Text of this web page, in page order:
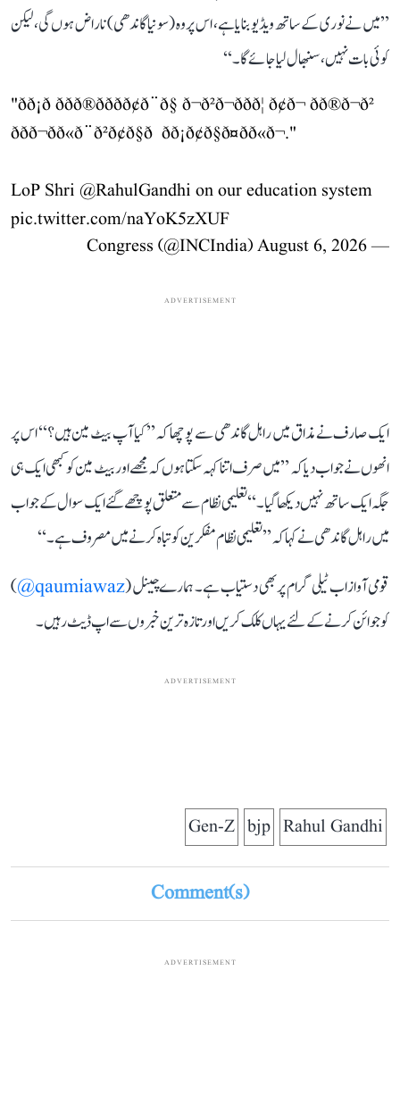
’’میں نے نوری کے ساتھ ویڈیو بنایا ہے، اس پر وہ (سونیا گاندھی) ناراض ہوں گی، لیکن
کوئی بات نہیں، سنبھال لیا جائے گا۔‘‘
"ðð¡ð ððð®ððð­ð¢ð¨ð§ ð¬ð²ð¬ð­ðð¦ ð¢ð¬ ðð®ð¬ð²
ððð¬ð­ð«ð¨ð²ð¢ð§ð ð­ð¡ð¢ð§ð¤ðð«ð¬."
LoP Shri @RahulGandhi on our education system
pic.twitter.com/naYoK5zXUF
— Congress (@INCIndia)
August 6, 2026
ADVERTISEMENT
ایک صارف نے مذاق میں راہل گاندھی سے پوچھا کہ ’’کیا آپ بیٹ مین ہیں؟‘‘ اس پر
انھوں نے جواب دیا کہ ’’میں صرف اتنا کہہ سکتا ہوں کہ مجھے اور بیٹ مین کو کبھی ایک ہی
جگہ ایک ساتھ نہیں دیکھا گیا۔‘‘ تعلیمی نظام سے متعلق پوچھے گئے ایک سوال کے جواب
میں راہل گاندھی نے کہا کہ ’’تعلیمی نظام مفکرین کو تباہ کرنے میں مصروف ہے۔‘‘
قومی آواز اب ٹیلی گرام پر بھی دستیاب ہے۔ ہمارے چینل (qaumiawaz@
)
کو جوائن کرنے کے لئے یہاں کلک کریں اور تازہ ترین خبروں سے اپ ڈیٹ رہیں۔
ADVERTISEMENT
Rahul Gandhi
bjp
Gen-Z
Comment(s)
ADVERTISEMENT